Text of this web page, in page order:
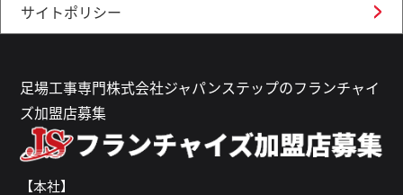
サイトポリシー
足場工事専門株式会社ジャパンステップのフランチャイ
ズ加盟店募集
【本社】